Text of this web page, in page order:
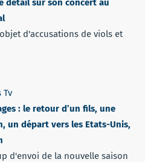
d'accusations de viols et
Tv
: le retour d’un fils, une
un départ vers les Etats-Unis,
d'envoi de la nouvelle saison